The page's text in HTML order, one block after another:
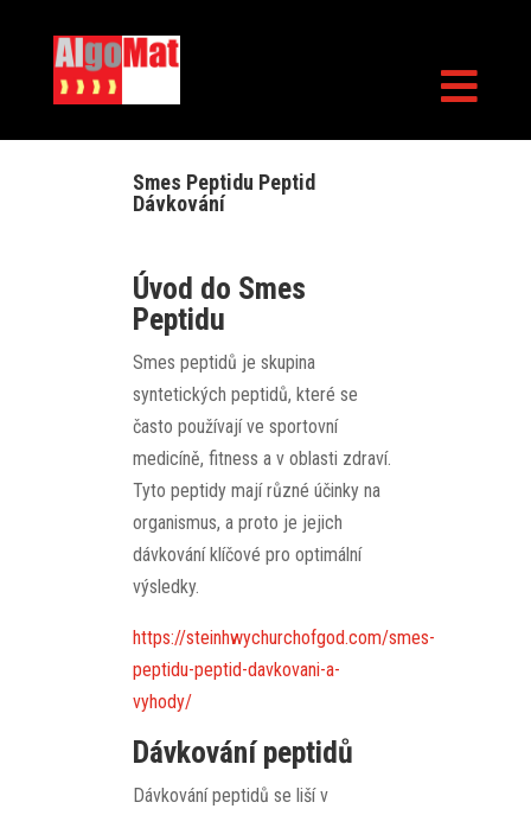

Smes Peptidu Peptid
Dávkování
Úvod do Smes
Peptidu
Smes peptidů je skupina
syntetických peptidů, které se
často používají ve sportovní
medicíně, fitness a v oblasti zdraví.
Tyto peptidy mají různé účinky na
organismus, a proto je jejich
dávkování klíčové pro optimální
výsledky.
https://steinhwychurchofgod.com/smes-
peptidu-peptid-davkovani-a-
vyhody/
Dávkování peptidů
Dávkování peptidů se liší v